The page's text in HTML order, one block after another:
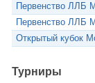
Первенство ЛЛБ
Первенство ЛЛБ
Открытый кубок
Турниры